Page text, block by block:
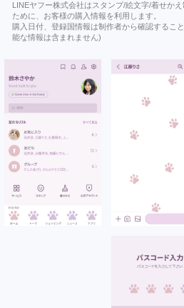
LINEヤフー株式会社はスタンプ/絵文字/着せか
ために、お客様の購入情報を利用します。
購入日付、登録国情報は制作者から確認するこ
能な情報は含まれません)